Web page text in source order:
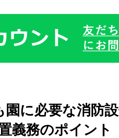
に必要な消防
義務のポイント